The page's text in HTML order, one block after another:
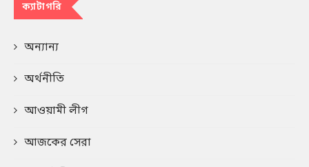
ক্যাটাগরি
অন্যান্য
অর্থনীতি
আওয়ামী লীগ
আজকের সেরা